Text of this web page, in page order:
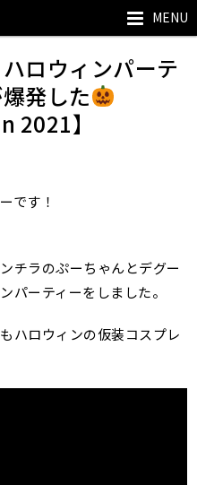
MENU
ロウィンパーテ
発した
2021】
です！
チラのぷーちゃんとデグー
パーティーをしました。
ハロウィンの仮装コスプレ